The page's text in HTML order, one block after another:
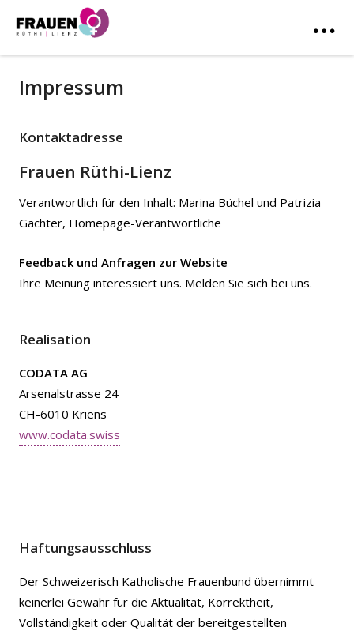
Impressum
Kontaktadresse
Frauen Rüthi-Lienz
Verantwortlich für den Inhalt: Marina Büchel und Patrizia
Gächter, Homepage-Verantwortliche
Feedback und Anfragen zur Website
Ihre Meinung interessiert uns. Melden Sie sich bei uns.
Realisation
CODATA AG
Arsenalstrasse 24
CH-6010 Kriens
www.codata.swiss
Haftungsausschluss
Der Schweizerisch Katholische Frauenbund übernimmt
keinerlei Gewähr für die Aktualität, Korrektheit,
Vollständigkeit oder Qualität der bereitgestellten